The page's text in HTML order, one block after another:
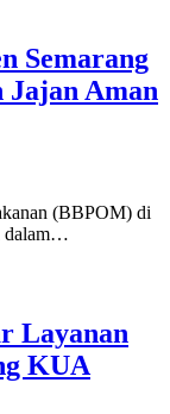
Semarang
Jajan Aman
(BBPOM) di
dalam…
Layanan
KUA